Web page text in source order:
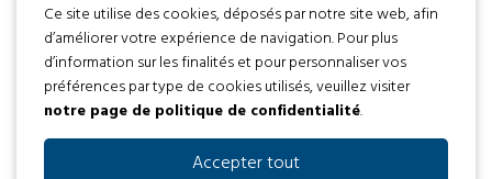
Développement web par
Tous droits réservés 2016 © L’envol
Politique de confidentialité
Ce site utilise des cookies, déposés par notre site web, afin
d’améliorer votre expérience de navigation. Pour plus
d’information sur les finalités et pour personnaliser vos
préférences par type de cookies utilisés, veuillez visiter
notre page de politique de confidentialité.
Accepter tout